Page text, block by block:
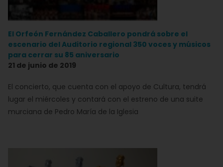
El Orfeón Fernández Caballero pondrá sobre el
escenario del Auditorio regional 350 voces y músicos
para cerrar su 85 aniversario
21 de junio de 2019
El concierto, que cuenta con el apoyo de Cultura, tendrá
lugar el miércoles y contará con el estreno de una suite
murciana de Pedro María de la Iglesia